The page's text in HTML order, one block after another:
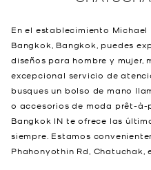
En el establecimiento
Bangkok, Bangkok, puedes
diseños para hombre y mujer,
excepcional servicio de
busques un bolso de mano
o accesorios de moda prêt-
Bangkok IN te ofrece las
siempre. Estamos
Phahonyothin Rd, Chatuchak,